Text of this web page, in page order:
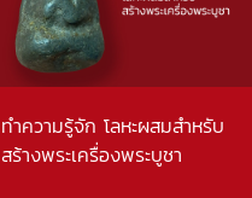
ทำความรู้จัก โลหะผสมสำหรับ
สร้างพระเครื่องพระบูชา